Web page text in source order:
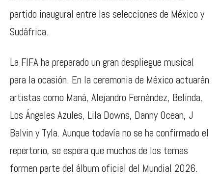
partido inaugural entre las selecciones de México y
Sudáfrica.
La FIFA ha preparado un gran despliegue musical
para la ocasión. En la ceremonia de México actuarán
artistas como Maná, Alejandro Fernández, Belinda,
Los Ángeles Azules, Lila Downs, Danny Ocean, J
Balvin yTyla. Aunque todavía no se ha confirmado el
repertorio, se espera que muchos de los temas
formen parte del álbum oficial del Mundial 2026.